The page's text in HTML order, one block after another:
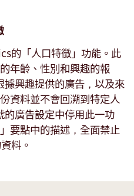
的「人口特徵」功能。此
年齡、性別和興趣的報
興趣提供的廣告，以及來
資料並不會回溯到特定人
廣告設定中停用此一功
要點中的描述，全面禁止
料。